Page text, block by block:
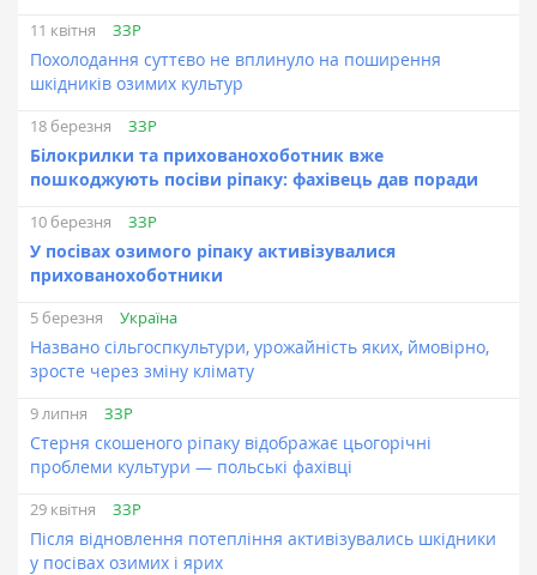
11 квітня ЗЗР
Похолодання суттєво не вплинуло на поширення
шкідників озимих культур
18 березня ЗЗР
Білокрилки та прихованохоботник вже
пошкоджують посіви ріпаку: фахівець дав поради
10 березня ЗЗР
У посівах озимого ріпаку активізувалися
прихованохоботники
5 березня Україна
Названо сільгоспкультури, урожайність яких, ймовірно,
зросте через зміну клімату
9 липня ЗЗР
Стерня скошеного ріпаку відображає цьогорічні
проблеми культури — польські фахівці
29 квітня ЗЗР
Після відновлення потепління активізувались шкідники
у посівах озимих і ярих